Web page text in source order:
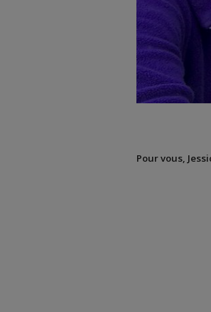
Pour vous,